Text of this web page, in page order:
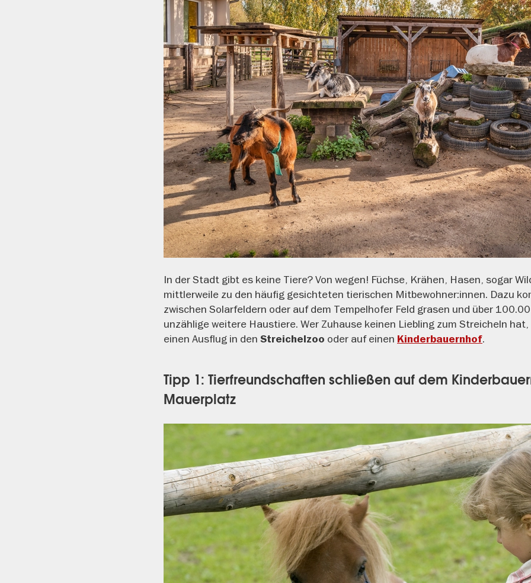
In der Stadt gibt es keine Tiere? Von wegen! Füchse, Krähen, Hasen, sogar
mittlerweile zu den häufig gesichteten tierischen Mitbewohner:innen. Dazu
zwischen Solarfeldern oder auf dem Tempelhofer Feld grasen und über
unzählige weitere Haustiere. Wer Zuhause keinen Liebling zum Streicheln
einen Ausflug in den Streichelzoo oder auf einen Kinderbauernhof.
Tipp 1: Tierfreundschaften schließen auf dem
Mauerplatz